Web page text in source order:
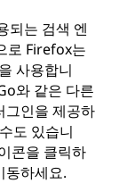
되는 검색 엔
로 Firefox는
사용합니
와 같은 다른
그인을 제공하
도 있습니
콘을 클릭하
동하세요.